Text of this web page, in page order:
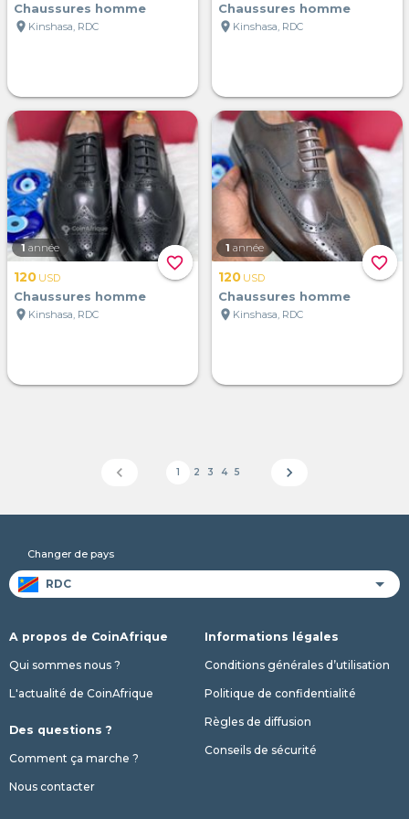
Chaussures homme
location_on Kinshasa, RDC
Chaussures homme
location_on Kinshasa, RDC
favorite_border
1 année
120 USD
Chaussures homme
location_on Kinshasa, RDC
favorite_border
1 année
120 USD
Chaussures homme
location_on Kinshasa, RDC
chevron_left 1 2 3 4 5 chevron_right
Changer de pays
A propos de CoinAfrique
Qui sommes nous ?
L'actualité de CoinAfrique
Des questions ?
Comment ça marche ?
Nous contacter
Informations légales
Conditions générales d’utilisation
Politique de confidentialité
Règles de diffusion
Conseils de sécurité